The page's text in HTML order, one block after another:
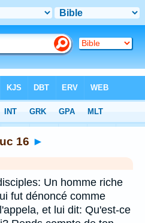
16 ►
Un homme riche
fut dénoncé comme
et lui dit: Qu'est-ce